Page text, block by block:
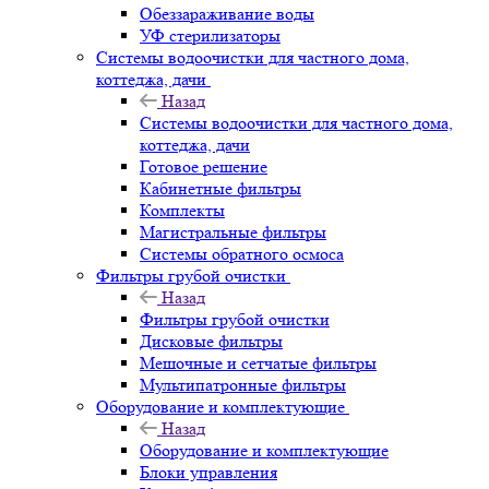
Обеззараживание воды
УФ стерилизаторы
Системы водоочистки для частного дома,
коттеджа, дачи
Назад
Системы водоочистки для частного дома,
коттеджа, дачи
Готовое решение
Кабинетные фильтры
Комплекты
Магистральные фильтры
Системы обратного осмоса
Фильтры грубой очистки
Назад
Фильтры грубой очистки
Дисковые фильтры
Мешочные и сетчатые фильтры
Мультипатронные фильтры
Оборудование и комплектующие
Назад
Оборудование и комплектующие
Блоки управления